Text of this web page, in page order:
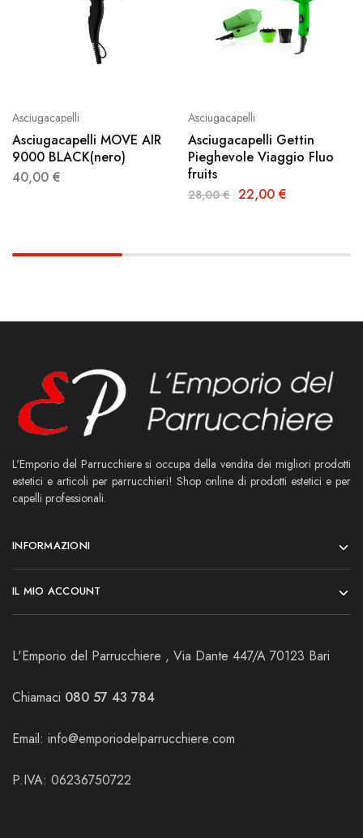
Asciugacapelli
Asciugacapelli MOVE AIR
9000 BLACK(nero)
40,00 €
Asciugacapelli
Asciugacapelli Gettin
Pieghevole Viaggio Fluo
fruits
28,00€ 22,00 €
L'Emporio del Parrucchiere si occupa della vendita dei migliori prodotti
estetici e articoli per parrucchieri! Shop online di prodotti estetici e per
capelli professionali.
INFORMAZIONI
IL MIO ACCOUNT
L'Emporio del Parrucchiere , Via Dante 447/A 70123 Bari
Chiamaci 080 57 43 784
Email: info@emporiodelparrucchiere.com
P.IVA: 06236750722